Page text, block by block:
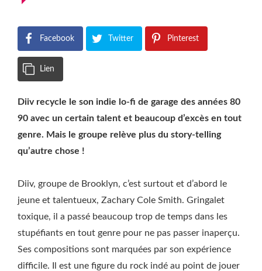
Facebook Twitter Pinterest
Lien
Diiv recycle le son indie lo-fi de garage des années 80
90 avec un certain talent et beaucoup d’excès en tout
genre. Mais le groupe relève plus du story-telling
qu’autre chose !
Diiv, groupe de Brooklyn, c’est surtout et d’abord le
jeune et talentueux, Zachary Cole Smith. Gringalet
toxique, il a passé beaucoup trop de temps dans les
stupéfiants en tout genre pour ne pas passer inaperçu.
Ses compositions sont marquées par son expérience
difficile. Il est une figure du rock indé au point de jouer